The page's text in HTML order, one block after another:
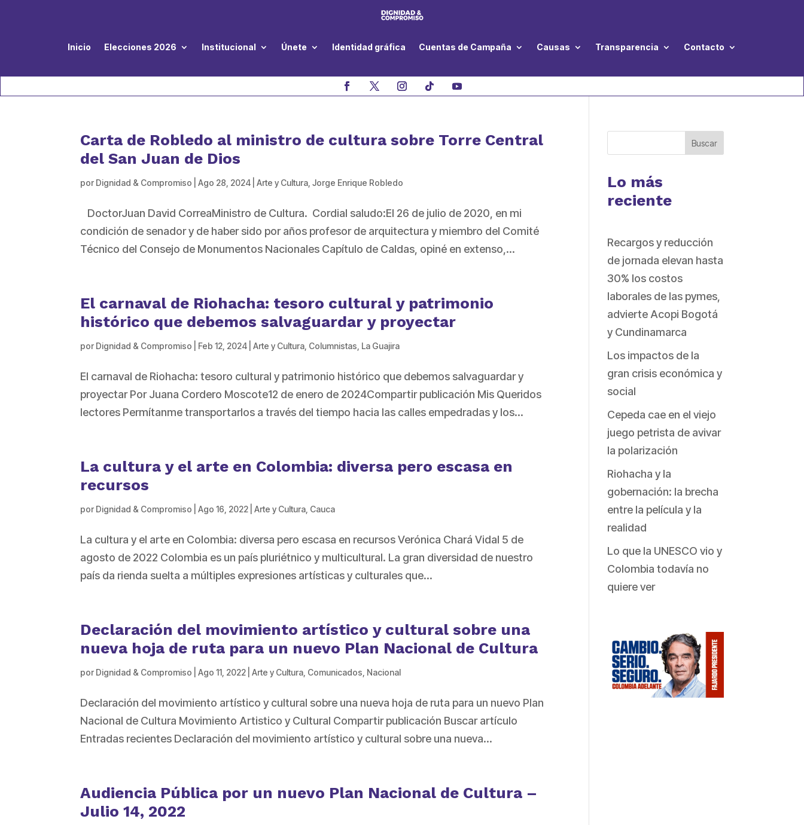
Inicio Elecciones 2026 Institucional Únete Identidad gráfica Cuentas de Campaña Causas Transparencia Contacto
Carta de Robledo al ministro de cultura sobre Torre Central
del San Juan de Dios
por Dignidad & Compromiso |Ago 28, 2024 |Arte y Cultura ,Jorge Enrique Robledo
DoctorJuan David CorreaMinistro de Cultura. Cordial saludo:El 26 de julio de 2020, en mi
condición de senador y de haber sido por años profesor de arquitectura y miembro del Comité
Técnico del Consejo de Monumentos Nacionales Capítulo de Caldas, opiné en extenso,...
El carnaval de Riohacha: tesoro cultural y patrimonio
histórico que debemos salvaguardar y proyectar
por Dignidad & Compromiso Feb 12, 2024 |Arte y Cultura Columnistas La Guajira
El carnaval de Riohacha: tesoro cultural y patrimonio histórico que debemos salvaguardar y
proyectar Por Juana Cordero Moscote12 de enero de 2024Compartir publicación Mis Queridos
lectores Permítanme transportarlos a través del tiempo hacia las calles empedradas y los...
La cultura y el arte en Colombia: diversa pero escasa en
recursos
por Dignidad & Compromiso |Ago 16, 2022 |Arte y Cultura Cauca
La cultura y el arte en Colombia: diversa pero escasa en recursos Verónica Chará Vidal 5 de
agosto de 2022 Colombia es un país pluriétnico y multicultural. La gran diversidad de nuestro
país da rienda suelta a múltiples expresiones artísticas y culturales que...
Declaración del movimiento artístico y cultural sobre una
nueva hoja de ruta para un nuevo Plan Nacional de Cultura
por Dignidad & Compromiso |Ago 11, 2022 |Arte y Cultura Comunicados Nacional
Declaración del movimiento artístico y cultural sobre una nueva hoja de ruta para un nuevo Plan
Nacional de Cultura Movimiento Artistico y Cultural Compartir publicación Buscar artículo
Entradas recientes Declaración del movimiento artístico y cultural sobre una nueva...
Audiencia Pública por un nuevo Plan Nacional de Cultura –
Julio 14, 2022
Buscar
Lo más
reciente
Recargos y reducción
de jornada elevan hasta
30% los costos
laborales de las pymes,
advierte Acopi Bogotá
y Cundinamarca
Los impactos de la
gran crisis económica y
social
Cepeda cae en el viejo
juego petrista de avivar
la polarización
Riohacha y la
gobernación: la brecha
entre la película y la
realidad
Lo que la UNESCO vio y
Colombia todavía no
quiere ver